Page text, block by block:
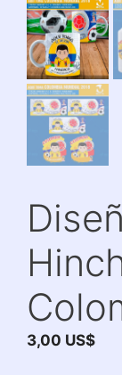
3,00 US$